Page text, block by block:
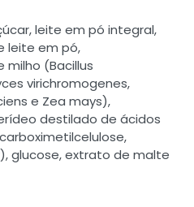
leite em pó integral,
leite em pó,
(Bacillus
virichromogenes,
e Zea mays),
destilado de ácidos
glucose, extrato de malte